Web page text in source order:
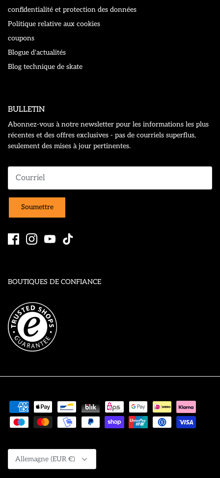
confidentialité et protection des données
Politique relative aux cookies
coupons
Blogue d'actualités
Blog technique de skate
BULLETIN
Abonnez-vous à notre newsletter pour les informations les plus
récentes et des offres exclusives - pas de courriels superflus,
seulement des mises à jour pertinentes.
Soumettre
BOUTIQUES DE CONFIANCE
Allemagne (EUR €)